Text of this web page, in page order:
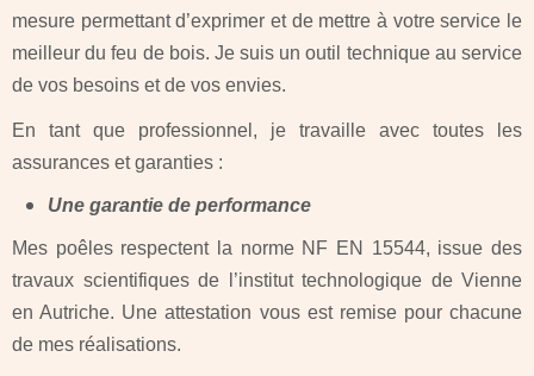
mesure permettant d’exprimer et de mettre à votre service le
meilleur du feu de bois. Je suis un outil technique au service
de vos besoins et de vos envies.
En tant que professionnel, je travaille avec toutes les
assurances et garanties :
Une garantie de performance
Mes poêles respectent la norme NF EN 15544, issue des
travaux scientifiques de l’institut technologique de Vienne
en Autriche. Une attestation vous est remise pour chacune
de mes réalisations.